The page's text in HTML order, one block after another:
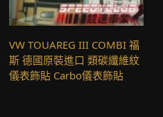
VW TOUAREG III COMBI 福
斯 德國原裝進口 類碳纖維紋
儀表飾貼 Carbo儀表飾貼